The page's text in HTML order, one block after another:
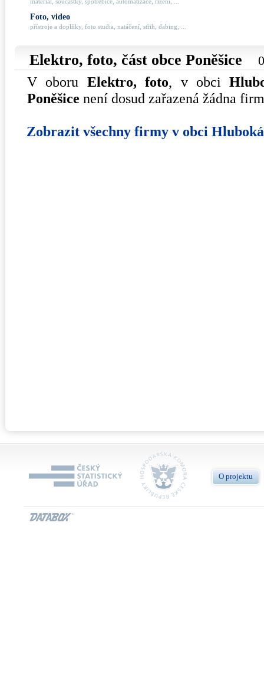
Foto, video
přístroje a doplňky, foto studia, natáčení, střih, dabing, ...
Elektro, foto, část obce Poněšice
V oboru Elektro, foto, v obci
Poněšice není dosud zařazená žádna
Zobrazit všechny firmy v obci
O projektu